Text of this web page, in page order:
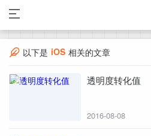
以下是 iOS 相关的文章
透明度转化值
2016-08-08